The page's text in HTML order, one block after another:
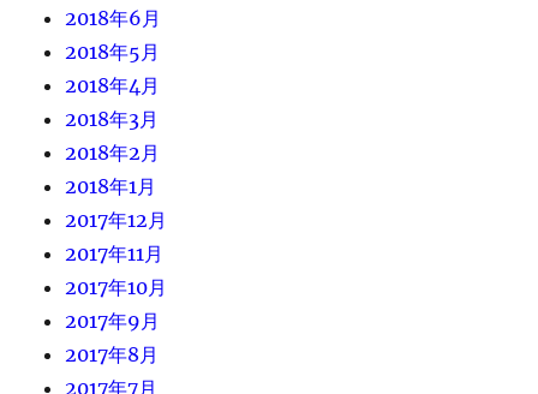
2018年6月
2018年5月
2018年4月
2018年3月
2018年2月
2018年1月
2017年12月
2017年11月
2017年10月
2017年9月
2017年8月
2017年7月